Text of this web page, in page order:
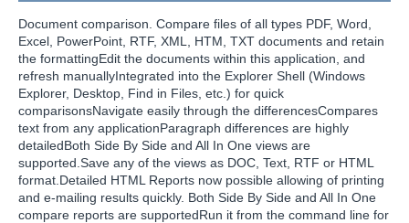
Document comparison. Compare files of all types PDF, Word,
Excel, PowerPoint, RTF, XML, HTM, TXT documents and retain
the formattingEdit the documents within this application, and
refresh manuallyIntegrated into the Explorer Shell (Windows
Explorer, Desktop, Find in Files, etc.) for quick
comparisonsNavigate easily through the differencesCompares
text from any applicationParagraph differences are highly
detailedBoth Side By Side and All In One views are
supported.Save any of the views as DOC, Text, RTF or HTML
format.Detailed HTML Reports now possible allowing of printing
and e-mailing results quickly. Both Side By Side and All In One
compare reports are supportedRun it from the command line for